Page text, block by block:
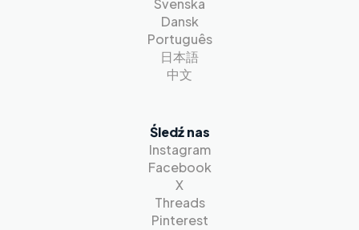
Svenska
Dansk
Português
日本語
中文
Śledź nas
Instagram
Facebook
X
Threads
Pinterest